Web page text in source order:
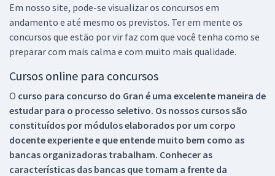
Em nosso site, pode-se visualizar os concursos em
andamento e até mesmo os previstos. Ter em mente os
concursos que estão por vir faz com que você tenha como se
preparar com mais calma e com muito mais qualidade.
Cursos online para concursos
O curso para concurso do Gran é uma excelente maneira de
estudar para o processo seletivo. Os nossos cursos são
constituídos por módulos elaborados por um corpo
docente experiente e que entende muito bem como as
bancas organizadoras trabalham. Conhecer as
características das bancas que tomam a frente da